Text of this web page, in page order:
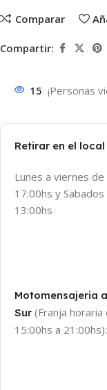
Comparar
Compartir:
15 ¡Personas
Retirar en el local
Lunes a viernes de
17:00hs y
13:00hs
Motomensajeria a
Sur (Franja
15:00hs a 21:00hs):